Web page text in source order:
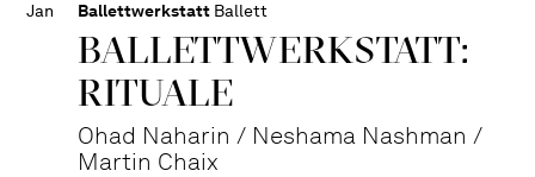
Jan Ballettwerkstatt Ballett
BALLETT­WERKSTATT:
RITUALE
Ohad Naharin / Neshama Nashman /
Martin Chaix